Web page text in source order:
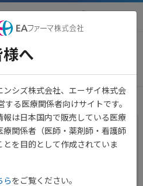
徴
説しています。
様へ
シズ株式会社、エーザイ株式会
る医療関係者向けサイトです。
報は日本国内で販売している医療
関係者（医師・薬剤師・看護師
を目的として作成されていま
らをご覧ください。